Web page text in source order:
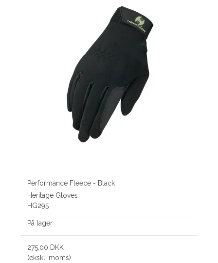
Performance Fleece - Black
Heritage Gloves
HG295
På lager
275,00 DKK
(ekskl. moms)